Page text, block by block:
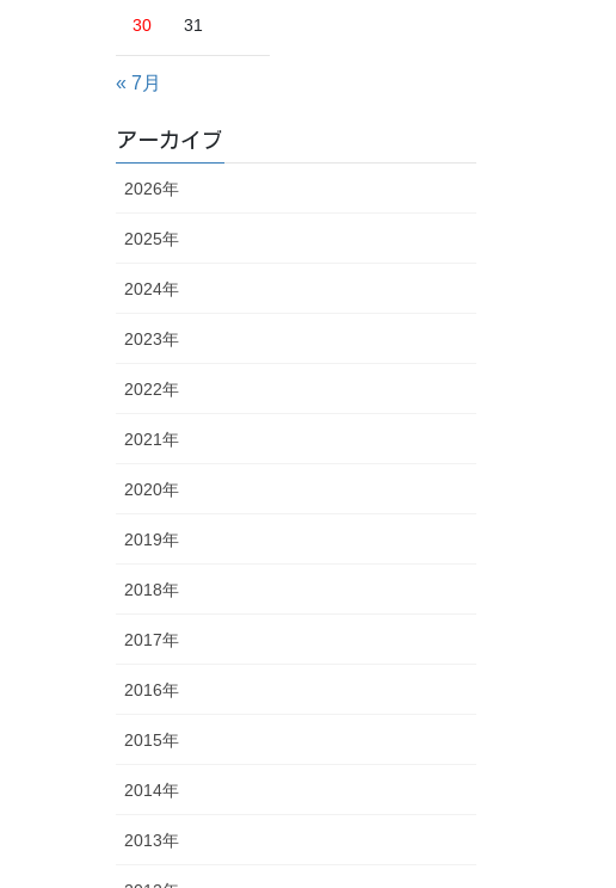
30 31
« 7月
アーカイブ
2026年
2025年
2024年
2023年
2022年
2021年
2020年
2019年
2018年
2017年
2016年
2015年
2014年
2013年